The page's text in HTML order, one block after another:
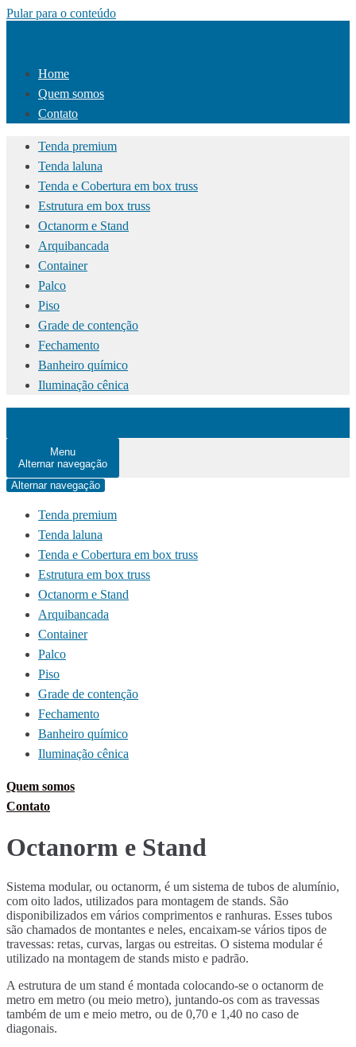
Pular para o conteúdo
Home
Quem somos
Contato
Tenda premium
Tenda laluna
Tenda e Cobertura em box truss
Estrutura em box truss
Octanorm e Stand
Arquibancada
Container
Palco
Piso
Grade de contenção
Fechamento
Banheiro químico
Iluminação cênica
Menu
Alternar navegação
Alternar navegação
Tenda premium
Tenda laluna
Tenda e Cobertura em box truss
Estrutura em box truss
Octanorm e Stand
Arquibancada
Container
Palco
Piso
Grade de contenção
Fechamento
Banheiro químico
Iluminação cênica
Quem somos
Contato
Octanorm e Stand
Sistema modular, ou octanorm, é um sistema de tubos de alumínio,
com oito lados, utilizados para montagem de stands. São
disponibilizados em vários comprimentos e ranhuras. Esses tubos
são chamados de montantes e neles, encaixam-se vários tipos de
travessas: retas, curvas, largas ou estreitas. O sistema modular é
utilizado na montagem de stands misto e padrão.
A estrutura de um stand é montada colocando-se o octanorm de
metro em metro (ou meio metro), juntando-os com as travessas
também de um e meio metro, ou de 0,70 e 1,40 no caso de
diagonais.